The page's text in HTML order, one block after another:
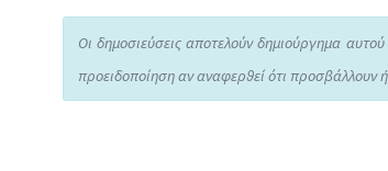
Οι δημοσιεύσεις αποτελούν δημιούργημα
προειδοποίηση αν αναφερθεί ότι προσβάλλουν ή